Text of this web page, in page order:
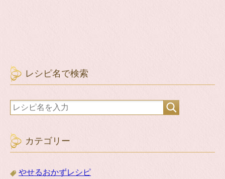
レシピ名で検索
カテゴリー
やせるおかずレシピ